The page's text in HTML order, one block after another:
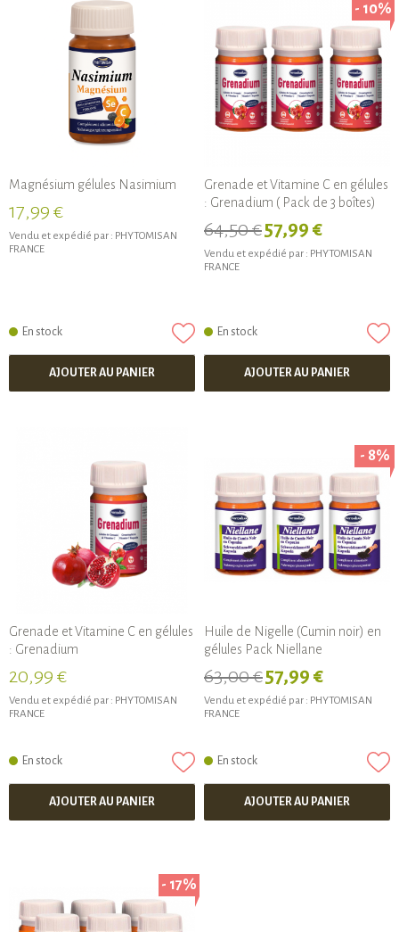
Magnésium gélules Nasimium
17,99 €
Vendu et expédié par : PHYTOMISAN
FRANCE
En stock
AJOUTER AU PANIER
- 10%
Grenade et Vitamine C en gélules
: Grenadium ( Pack de 3 boîtes)
64,50 €57,99 €
Vendu et expédié par : PHYTOMISAN
FRANCE
En stock
AJOUTER AU PANIER
Grenade et Vitamine C en gélules
: Grenadium
20,99 €
Vendu et expédié par : PHYTOMISAN
FRANCE
En stock
AJOUTER AU PANIER
- 8%
Huile de Nigelle (Cumin noir) en
gélules Pack Niellane
63,00 €57,99 €
Vendu et expédié par : PHYTOMISAN
FRANCE
En stock
AJOUTER AU PANIER
- 17%